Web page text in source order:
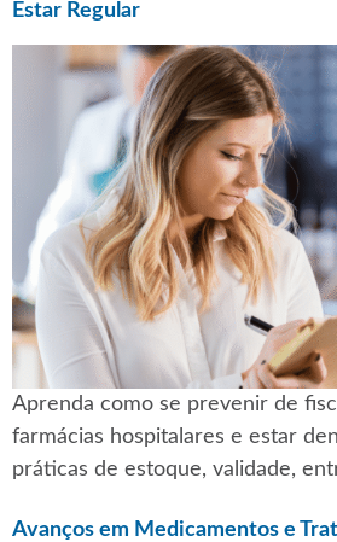
Estar Regular
Aprenda como se prevenir de
farmácias hospitalares e estar
práticas de estoque, validade,
Avanços em Medicamentos e